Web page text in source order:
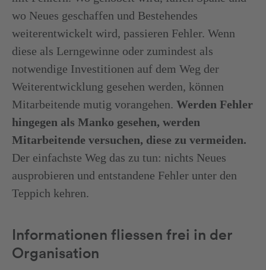
wo Neues geschaffen und Bestehendes
weiterentwickelt wird, passieren Fehler. Wenn
diese als Lerngewinne oder zumindest als
notwendige Investitionen auf dem Weg der
Weiterentwicklung gesehen werden, können
Mitarbeitende mutig vorangehen. Werden Fehler
hingegen als Manko gesehen, werden
Mitarbeitende versuchen, diese zu vermeiden.
Der einfachste Weg das zu tun: nichts Neues
ausprobieren und entstandene Fehler unter den
Teppich kehren.
Informationen fliessen frei in der
Organisation